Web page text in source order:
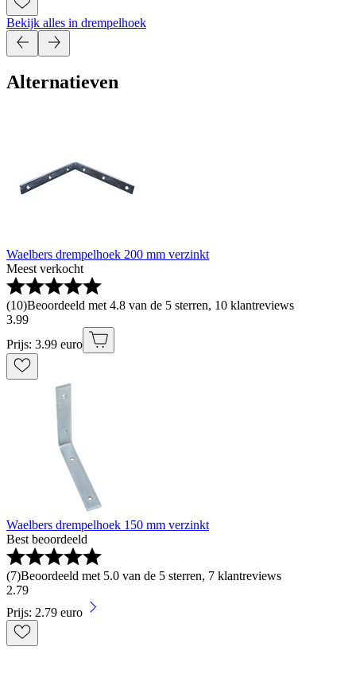
Bekijk alles in drempelhoek
Alternatieven
Waelbers drempelhoek 200 mm verzinkt
Meest verkocht
(10)Beoordeeld met 4.8 van de 5 sterren, 10 klantreviews
3.99
Prijs: 3.99 euro
Waelbers drempelhoek 150 mm verzinkt
Best beoordeeld
(7)Beoordeeld met 5.0 van de 5 sterren, 7 klantreviews
2.79
Prijs: 2.79 euro